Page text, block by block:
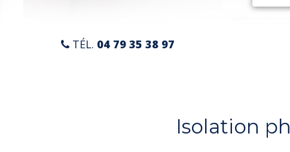
TÉL. 04 79 35 38 97
Isolation